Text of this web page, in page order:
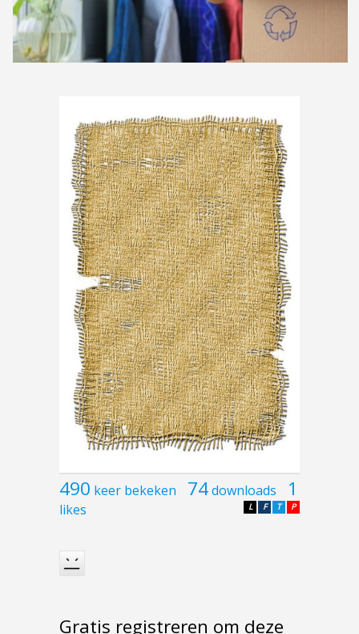
490 keer bekeken 74downloads 1
likes P
T
F
L
Gratis registreren om deze